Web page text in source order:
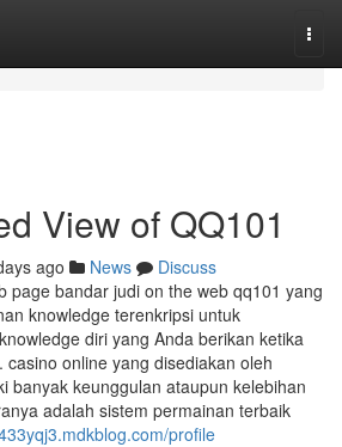
View of QQ101
ago News
Discuss
page bandar judi on the web qq101 yang
knowledge terenkripsi untuk
diri yang Anda berikan ketika
online yang disediakan oleh
banyak keunggulan ataupun kelebihan
adalah sistem permainan terbaik
profile